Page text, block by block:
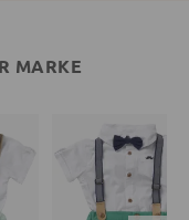
MARKE